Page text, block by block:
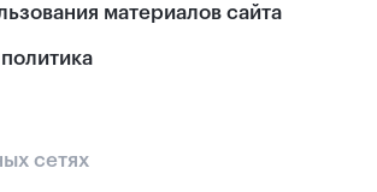
материалов сайта
сетях